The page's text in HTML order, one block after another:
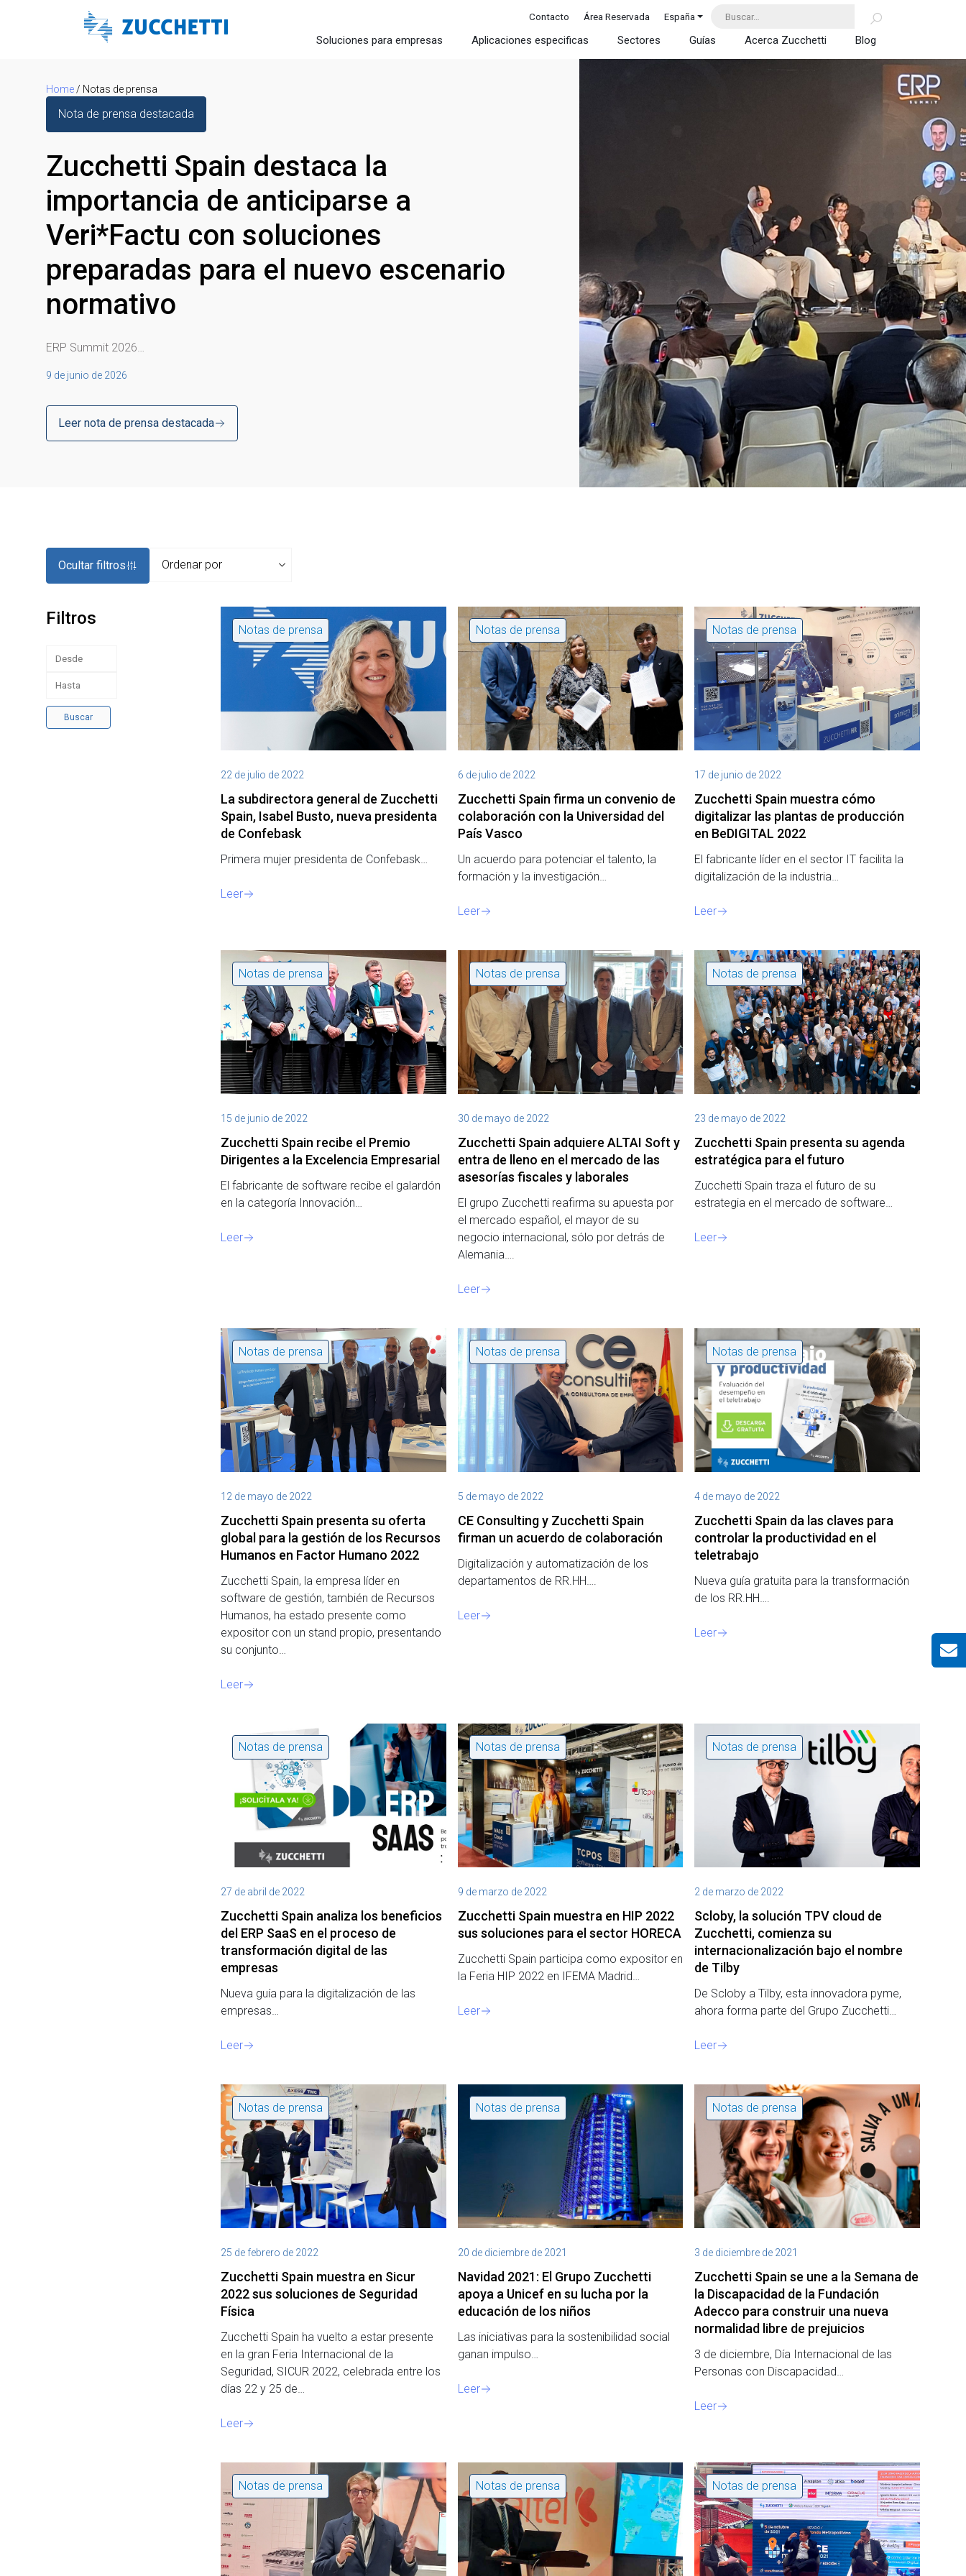
Contacto Área Reservada España
Soluciones para empresas Aplicaciones especificas Sectores Guías Acerca Zucchetti Blog
Home / Notas de prensa
Nota de prensa destacada
Zucchetti Spain destaca la
importancia de anticiparse a
Veri*Factu con soluciones
preparadas para el nuevo escenario
normativo
ERP Summit 2026…
9 de junio de 2026
Leer nota de prensa destacada
Ocultar filtros
Filtros
Buscar
Notas de prensa
22 de julio de 2022
La subdirectora general de Zucchetti
Spain, Isabel Busto, nueva presidenta
de Confebask
Primera mujer presidenta de Confebask…
Leer
Notas de prensa
6 de julio de 2022
Zucchetti Spain firma un convenio de
colaboración con la Universidad del
País Vasco
Un acuerdo para potenciar el talento, la
formación y la investigación…
Leer
Notas de prensa
17 de junio de 2022
Zucchetti Spain muestra cómo
digitalizar las plantas de producción
en BeDIGITAL 2022
El fabricante líder en el sector IT facilita la
digitalización de la industria…
Leer
Notas de prensa
15 de junio de 2022
Zucchetti Spain recibe el Premio
Dirigentes a la Excelencia Empresarial
El fabricante de software recibe el galardón
en la categoría Innovación…
Leer
Notas de prensa
30 de mayo de 2022
Zucchetti Spain adquiere ALTAI Soft y
entra de lleno en el mercado de las
asesorías fiscales y laborales
El grupo Zucchetti reafirma su apuesta por
el mercado español, el mayor de su
negocio internacional, sólo por detrás de
Alemania….
Leer
Notas de prensa
23 de mayo de 2022
Zucchetti Spain presenta su agenda
estratégica para el futuro
Zucchetti Spain traza el futuro de su
estrategia en el mercado de software…
Leer
Notas de prensa
12 de mayo de 2022
Zucchetti Spain presenta su oferta
global para la gestión de los Recursos
Humanos en Factor Humano 2022
Zucchetti Spain, la empresa líder en
software de gestión, también de Recursos
Humanos, ha estado presente como
expositor con un stand propio, presentando
su conjunto…
Leer
Notas de prensa
5 de mayo de 2022
CE Consulting y Zucchetti Spain
firman un acuerdo de colaboración
Digitalización y automatización de los
departamentos de RR.HH….
Leer
Notas de prensa
4 de mayo de 2022
Zucchetti Spain da las claves para
controlar la productividad en el
teletrabajo
Nueva guía gratuita para la transformación
de los RR.HH….
Leer
Notas de prensa
27 de abril de 2022
Zucchetti Spain analiza los beneficios
del ERP SaaS en el proceso de
transformación digital de las
empresas
Nueva guía para la digitalización de las
empresas…
Leer
Notas de prensa
9 de marzo de 2022
Zucchetti Spain muestra en HIP 2022
sus soluciones para el sector HORECA
Zucchetti Spain participa como expositor en
la Feria HIP 2022 en IFEMA Madrid…
Leer
Notas de prensa
2 de marzo de 2022
Scloby, la solución TPV cloud de
Zucchetti, comienza su
internacionalización bajo el nombre
de Tilby
De Scloby a Tilby, esta innovadora pyme,
ahora forma parte del Grupo Zucchetti…
Leer
Notas de prensa
25 de febrero de 2022
Zucchetti Spain muestra en Sicur
2022 sus soluciones de Seguridad
Física
Zucchetti Spain ha vuelto a estar presente
en la gran Feria Internacional de la
Seguridad, SICUR 2022, celebrada entre los
días 22 y 25 de…
Leer
Notas de prensa
20 de diciembre de 2021
Navidad 2021: El Grupo Zucchetti
apoya a Unicef en su lucha por la
educación de los niños
Las iniciativas para la sostenibilidad social
ganan impulso…
Leer
Notas de prensa
3 de diciembre de 2021
Zucchetti Spain se une a la Semana de
la Discapacidad de la Fundación
Adecco para construir una nueva
normalidad libre de prejuicios
3 de diciembre, Día Internacional de las
Personas con Discapacidad…
Leer
Notas de prensa Notas de prensa Notas de prensa